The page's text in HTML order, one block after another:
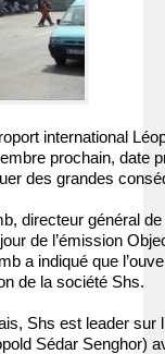
prochain, date
des grandes
directeur général
de l’émission
a indiqué que
de la société Shs.
Shs est leader sur
Sédar Senghor)